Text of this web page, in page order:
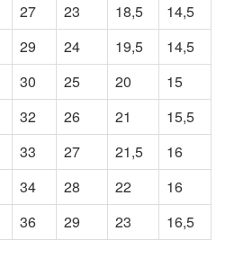
27 23 18,5
14,5
29 24 19,5
14,5
30 25 20
15
32 26 21
15,5
33 27 21,5
16
34 28 22
16
36 29 23 16,5